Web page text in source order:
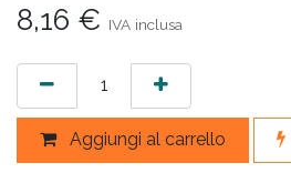
8,16 € IVA inclusa
Aggiungi al carrello